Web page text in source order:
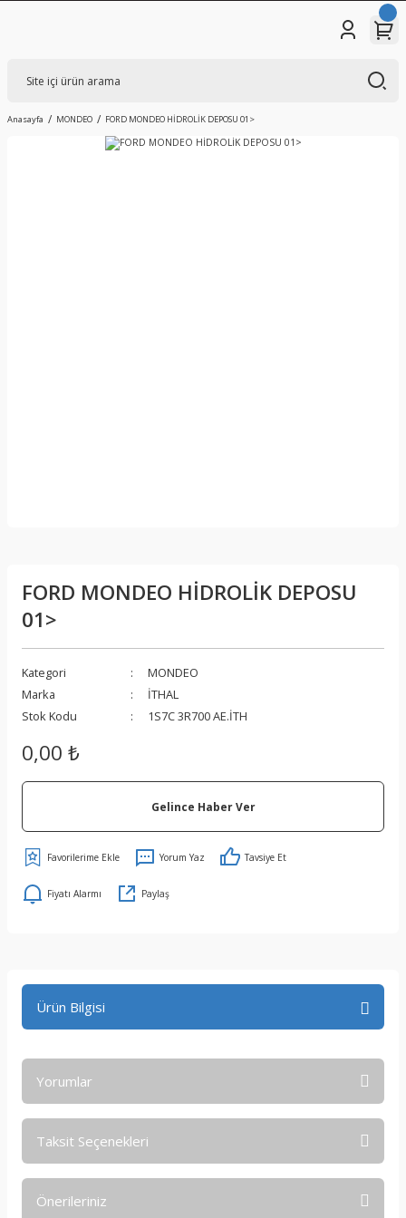
Anasayfa MONDEO FORD MONDEO HİDROLİK DEPOSU 01>
FORD MONDEO HİDROLİK DEPOSU
01>
Kategori
MONDEO
Marka
İTHAL
Stok Kodu
1S7C 3R700 AE.İTH
0,00 ₺
Gelince Haber Ver
Yorum Yaz Tavsiye Et
Fiyatı Alarmı Paylaş
Ürün Bilgisi
Yorumlar
Taksit Seçenekleri
Önerileriniz